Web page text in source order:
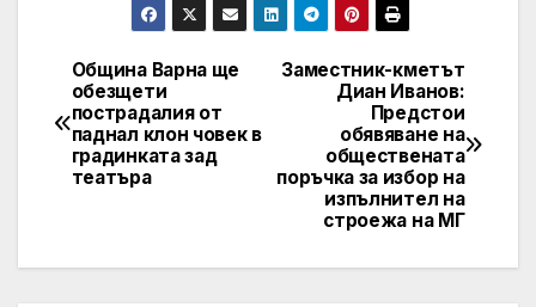
Post
navigation
Заместник-кметът
Диан Иванов:
Предстои
обявяване на
обществената
поръчка за избор на
изпълнител на
строежа на МГ
Община Варна ще
обезщети
пострадалия от
паднал клон човек в
градинката зад
театъра